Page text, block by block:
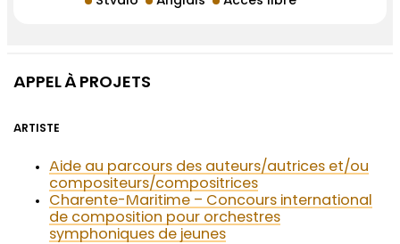
APPEL À PROJETS
ARTISTE
Aide au parcours des auteurs/autrices et/ou
compositeurs/compositrices
Charente-Maritime – Concours international
de composition pour orchestres
symphoniques de jeunes